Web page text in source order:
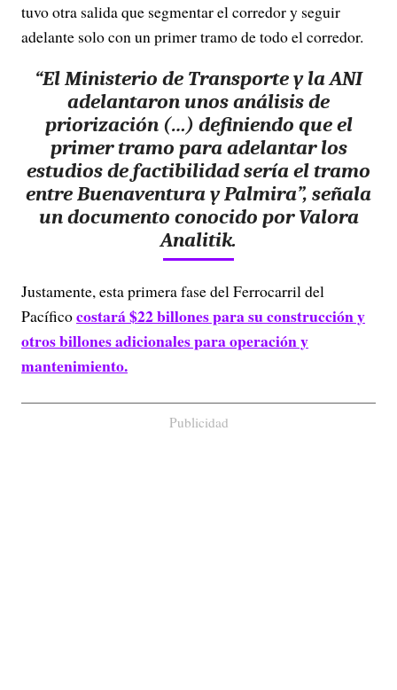
tuvo otra salida que segmentar el corredor y seguir
adelante solo con un primer tramo de todo el corredor.
“El Ministerio de Transporte y la ANI
adelantaron unos análisis de
priorización (…) definiendo que el
primer tramo para adelantar los
estudios de factibilidad sería el tramo
entre Buenaventura y Palmira”, señala
un documento conocido por Valora
Analitik.
Justamente, esta primera fase del Ferrocarril del
Pacíficocostará $22 billones para su construcción y
otros billones adicionales para operación y
mantenimiento.
Publicidad